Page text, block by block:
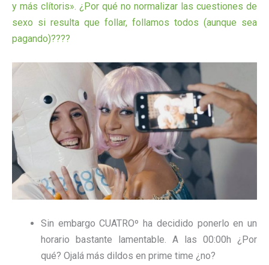
y más clítoris». ¿Por qué no normalizar las cuestiones de
sexo si resulta que follar, follamos todos (aunque sea
pagando)????
Sin embargo CUATROº ha decidido ponerlo en un
horario bastante lamentable. A las 00:00h ¿Por
qué? Ojalá más dildos en prime time ¿no?